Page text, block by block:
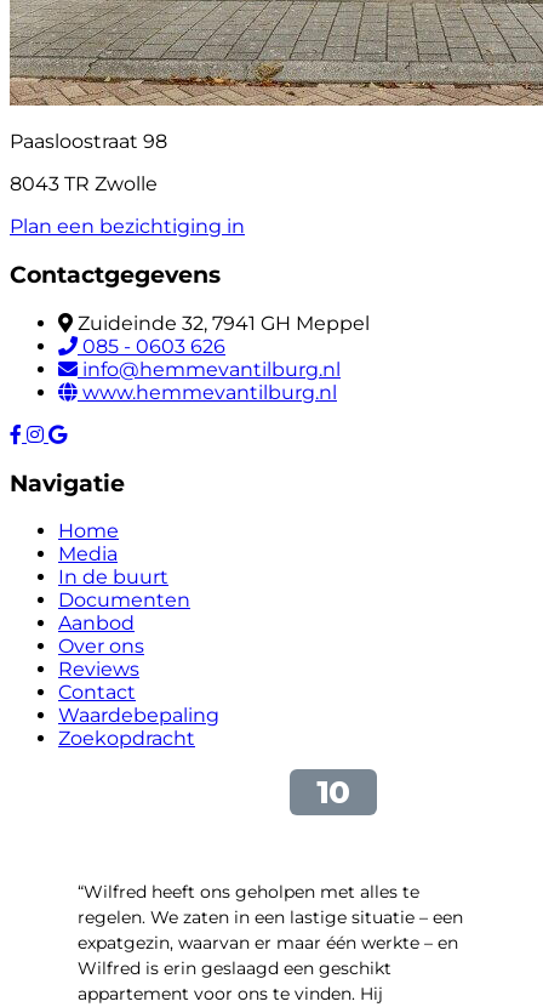
Paasloostraat 98
8043 TR Zwolle
Plan een bezichtiging in
Contactgegevens
Zuideinde 32, 7941 GH Meppel
085 - 0603 626
info@hemmevantilburg.nl
www.hemmevantilburg.nl
Navigatie
Home
Media
In de buurt
Documenten
Aanbod
Over ons
Reviews
Contact
Waardebepaling
Zoekopdracht
“Wilfred heeft ons geholpen met alles te
regelen. We zaten in een lastige situatie – een
expatgezin, waarvan er maar één werkte – en
Wilfred is erin geslaagd een geschikt
appartement voor ons te vinden. Hij